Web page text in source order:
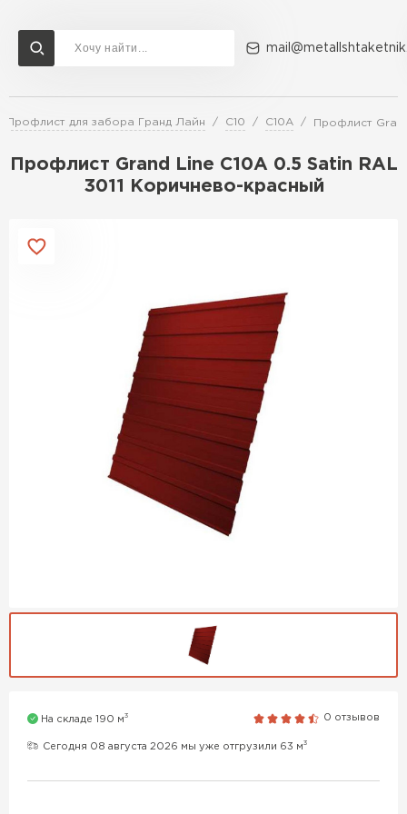
Профлист для забора Гранд Лайн С10 C10A Профлист
Профлист Grand Line C10A 0.5 Satin RAL
3011 Коричнево-красный
На складе 190 м3 0 отзывов
Сегодня 08 августа 2026 мы уже отгрузили 63 м3
Доставка и оплата Акции О компании Контакты
Перейти в каталог